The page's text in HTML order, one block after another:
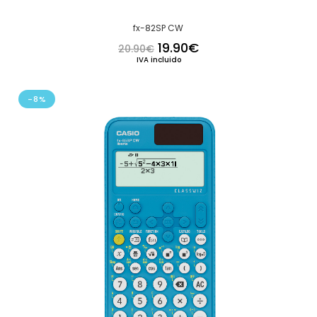
fx-82SP CW
20.90€ El precio original era:
19.90€El precio actual
IVA incluido
-8%